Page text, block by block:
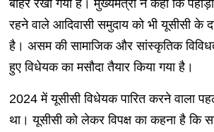
बाहर रखा गया है। मुख्यमंत्री ने कहा कि
रहने वाले आदिवासी समुदाय को भी यूसीसी के
है। असम की सामाजिक और सांस्कृतिक
हुए विधेयक का मसौदा तैयार किया गया है।
2024 में यूसीसी विधेयक पारित करने वाला
था। यूसीसी को लेकर विपक्ष का कहना है कि